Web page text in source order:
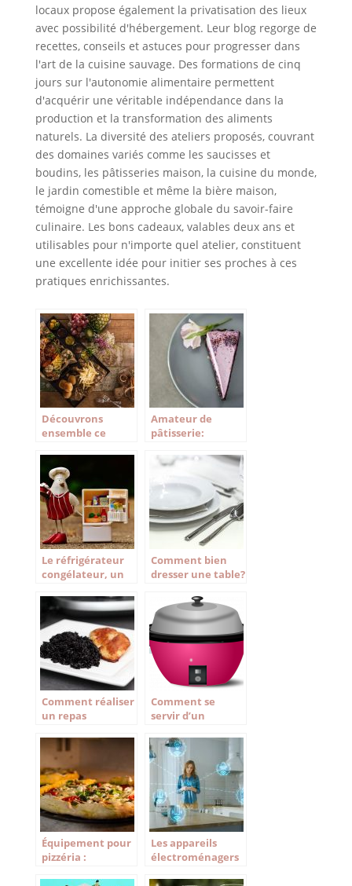
locaux propose également la privatisation des lieux
avec possibilité d'hébergement. Leur blog regorge de
recettes, conseils et astuces pour progresser dans
l'art de la cuisine sauvage. Des formations de cinq
jours sur l'autonomie alimentaire permettent
d'acquérir une véritable indépendance dans la
production et la transformation des aliments
naturels. La diversité des ateliers proposés, couvrant
des domaines variés comme les saucisses et
boudins, les pâtisseries maison, la cuisine du monde,
le jardin comestible et même la bière maison,
témoigne d'une approche globale du savoir-faire
culinaire. Les bons cadeaux, valables deux ans et
utilisables pour n'importe quel atelier, constituent
une excellente idée pour initier ses proches à ces
pratiques enrichissantes.
Découvrons
ensemble ce
Amateur de
pâtisserie:
vous pouvez
utiliser chez vous.
Le réfrigérateur
congélateur, un
cuisine
Comment bien
dresser une table?
Comment réaliser
un repas
Comment se
servir d’un
Équipement pour
pizzéria :
Les appareils
électroménagers